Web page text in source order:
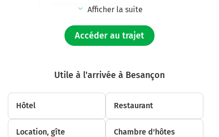
continuer sur 8,4 kilomètres
Tourner légèrement à droite sur D470 et continuer sur
Afficher la suite
Accéder au trajet
Utile à l'arrivée à Besançon
Hôtel Restaurant
Location, gîte Chambre d'hôtes